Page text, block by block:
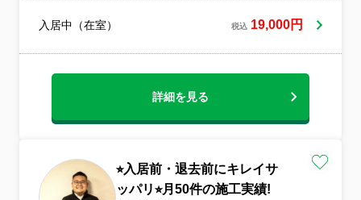
入居中（在室） 税込 19,000円
詳細を見る
⭐︎入居前・退去前にキレイサ
ッパリ⭐︎月50件の施工実績!